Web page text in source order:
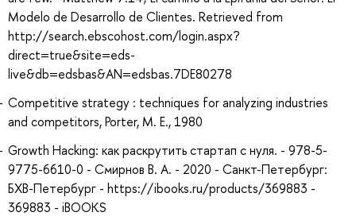
Modelo de Desarrollo de Clientes. Retrieved from
http://search.ebscohost.com/login.aspx?
direct=true&site=eds-
live&db=edsbas&AN=edsbas.7DE80278
Competitive strategy : techniques for analyzing industries
and competitors, Porter, M. E., 1980
Growth Hacking: как раскрутить стартап с нуля. - 978-5-
9775-6610-0 - Смирнов В. А. - 2020 - Санкт-Петербург:
БХВ-Петербург - https://ibooks.ru/products/369883 -
369883 - iBOOKS